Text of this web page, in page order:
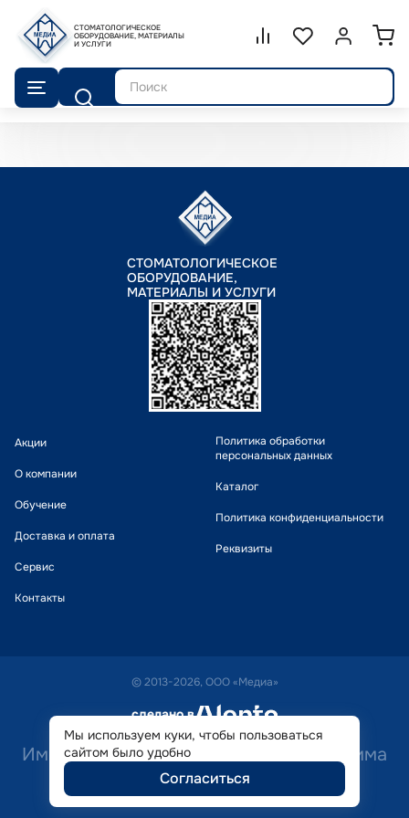
СТОМАТОЛОГИЧЕСКОЕ
ОБОРУДОВАНИЕ, МАТЕРИАЛЫ
И УСЛУГИ
Сравнение.
СписокВойти или
Поиск
СТОМАТОЛОГИЧЕСКОЕ
ОБОРУДОВАНИЕ,
МАТЕРИАЛЫ И УСЛУГИ
Акции
О компании
Обучение
Доставка и оплата
Сервис
Контакты
Политика обработки
персональных данных
Каталог
Политика конфиденциальности
Реквизиты
© 2013-2026, ООО «Медиа»
сделано в alente
Имеются противопоказания. Необходима
консультация специалиста.
Мы используем куки, чтобы пользоваться
сайтом было удобно
Согласиться